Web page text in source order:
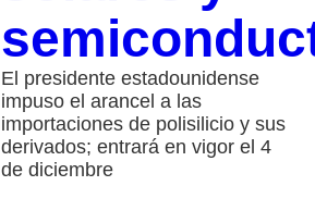
El presidente estadounidense
impuso el arancel a las
importaciones de polisilicio y sus
derivados; entrará en vigor el 4
de diciembre